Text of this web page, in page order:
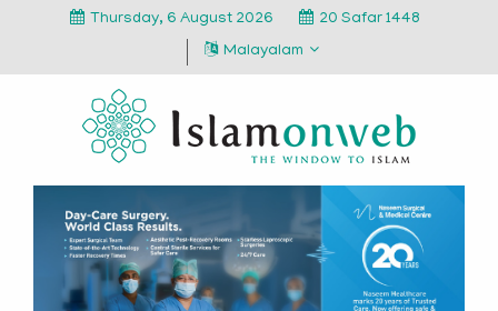
Thursday, 6 August 2026
20 Safar 1448
Malayalam